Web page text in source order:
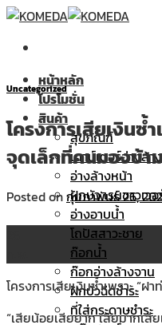
Skip
content
หน้าหลัก
โปรโมชั่น
สินค้า
สุขภัณฑ์
เคาน์เตอร์อ่างล้า
อ่างล้างหน้า
ฝักบัว เรนชาวเวอ
อ่างอาบน้ำ
โถปัสสาวะชาย
ก๊อกน้ำ
ก๊อกอ่างล้างจาน
ฝักบัวฉีดชำระ
ที่ใส่กระดาษชำระ
Uncategorized
โครงการเสียเงินซ้
จุดเล็กที่คนมองข้า
Posted onกุมภาพันธ์ 26,
โครงการเสียเงินซ้ำเพราะ “
“เสียน้อยเสียยาก เสียมากเสีย